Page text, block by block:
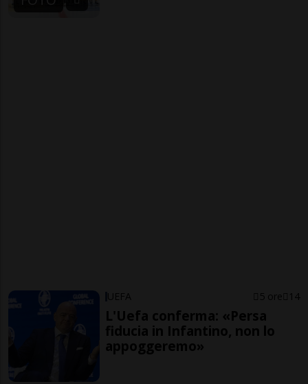
UEFA 5 ore 14
L'Uefa conferma: «Persa
fiducia in Infantino, non lo
appoggeremo»